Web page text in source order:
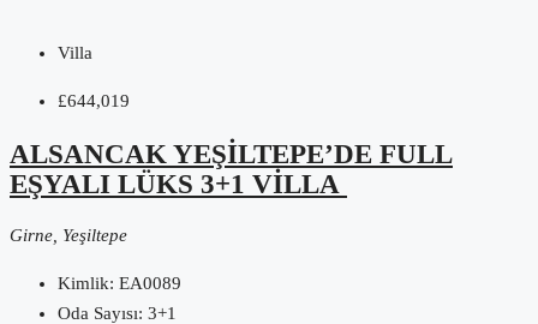
Villa
£644,019
ALSANCAK YEŞİLTEPE’DE FULL
EŞYALI LÜKS 3+1 VİLLA
Girne, Yeşiltepe
Kimlik: EA0089
Oda Sayısı: 3+1